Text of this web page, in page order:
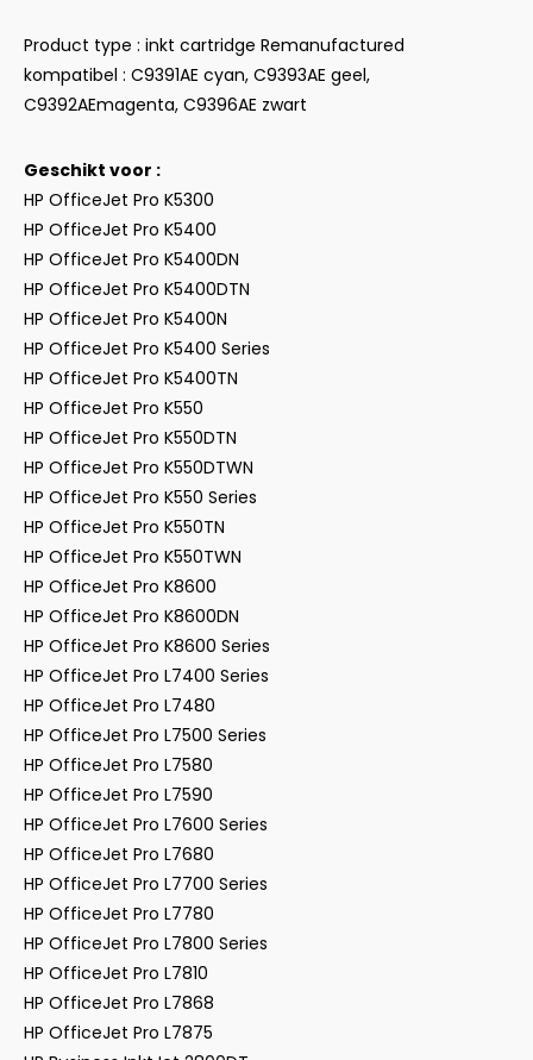
Product type : inkt cartridge Remanufactured
kompatibel : C9391AE cyan, C9393AE geel,
C9392AEmagenta, C9396AE zwart
Geschikt voor :
HP OfficeJet Pro K5300
HP OfficeJet Pro K5400
HP OfficeJet Pro K5400DN
HP OfficeJet Pro K5400DTN
HP OfficeJet Pro K5400N
HP OfficeJet Pro K5400 Series
HP OfficeJet Pro K5400TN
HP OfficeJet Pro K550
HP OfficeJet Pro K550DTN
HP OfficeJet Pro K550DTWN
HP OfficeJet Pro K550 Series
HP OfficeJet Pro K550TN
HP OfficeJet Pro K550TWN
HP OfficeJet Pro K8600
HP OfficeJet Pro K8600DN
HP OfficeJet Pro K8600 Series
HP OfficeJet Pro L7400 Series
HP OfficeJet Pro L7480
HP OfficeJet Pro L7500 Series
HP OfficeJet Pro L7580
HP OfficeJet Pro L7590
HP OfficeJet Pro L7600 Series
HP OfficeJet Pro L7680
HP OfficeJet Pro L7700 Series
HP OfficeJet Pro L7780
HP OfficeJet Pro L7800 Series
HP OfficeJet Pro L7810
HP OfficeJet Pro L7868
HP OfficeJet Pro L7875